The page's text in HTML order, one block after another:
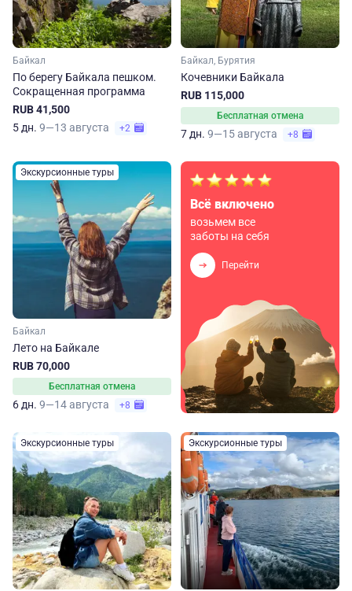
Байкал
По берегу Байкала пешком.
Сокращенная программа
RUB 41,500
5 дн. 9—13 августа +2
Байкал, Бурятия
Кочевники Байкала
RUB 115,000
Бесплатная отмена
7 дн. 9—15 августа +8
Экскурсионные туры
Байкал
Лето на Байкале
RUB 70,000
Бесплатная отмена
6 дн. 9—14 августа +8
Всё включено
возьмем все
заботы на себя
Перейти
Экскурсионные туры Экскурсионные туры